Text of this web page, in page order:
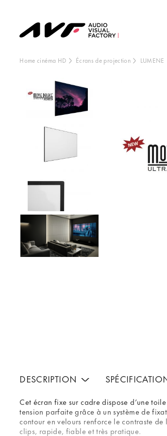
Home cinéma HD Écrans de projection LUMENE
DESCRIPTION
Cet écran fixe sur cadre dispose d’une
tension parfaite grâce à un système de
contour en velours renforce le contraste
clips, rapide, fiable et très pratique.